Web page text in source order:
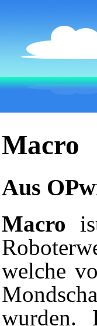
Macro
Aus
Macro
welche
wurden.